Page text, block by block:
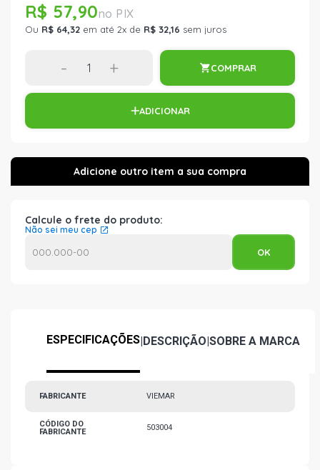
R$ 57,90
Ou R$ 64,32 em até 2x de R$ 32,16 sem juros
- + COMPRAR
ADICIONAR
Calcule o frete do produto:
Não sei meu cep
ESPECIFICAÇÕES|DESCRIÇÃO|SOBRE A MARCA
FABRICANTE VIEMAR
CÓDIGO DO
FABRICANTE
503004